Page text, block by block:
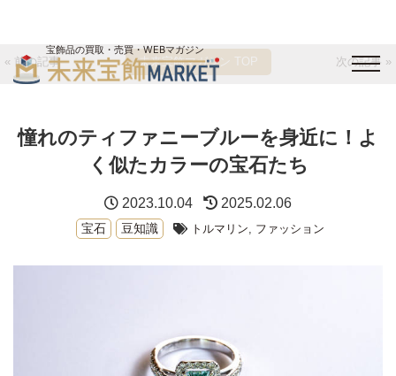
宝飾品の買取・売買・WEBマガジン
未来宝飾マガジン
運営会社
お問い合わせ
サイトマップ
« 前の記事 未来宝飾マガジン TOP 次の記事 »
憧れのティファニーブルーを身近に！よ
く似たカラーの宝石たち
2023.10.04 2025.02.06
宝石 豆知識 トルマリン, ファッション